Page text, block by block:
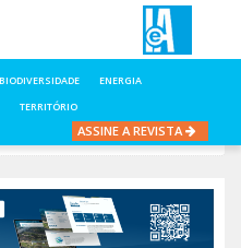
BIODIVERSIDADE
ENERGIA
TERRITÓRIO
ASSINE A REVISTA
E AMBIENTE